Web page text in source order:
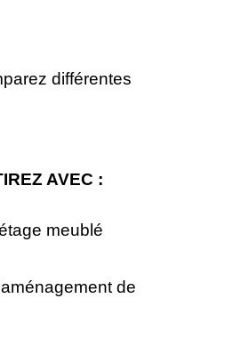
différentes
AVEC :
meublé
de